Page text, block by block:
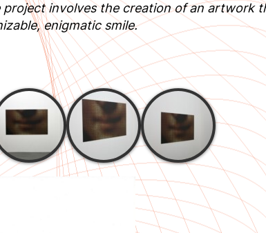
involves the creation of an artwork
enigmatic smile.